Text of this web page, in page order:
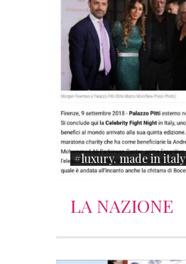
#luxury. made in italy
LA NAZIONE